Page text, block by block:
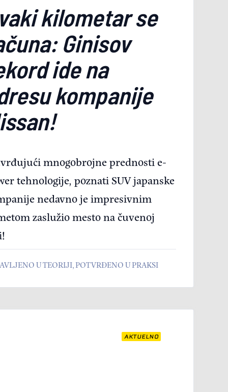
kilometar se
Ginisov
ide na
kompanije
mnogobrojne prednosti e-
tehnologije, poznati SUV japanske
nedavno je impresivnim
zaslužio mesto na čuvenoj
U TEORIJI, POTVRĐENO U PRAKSI
AKTUELNO